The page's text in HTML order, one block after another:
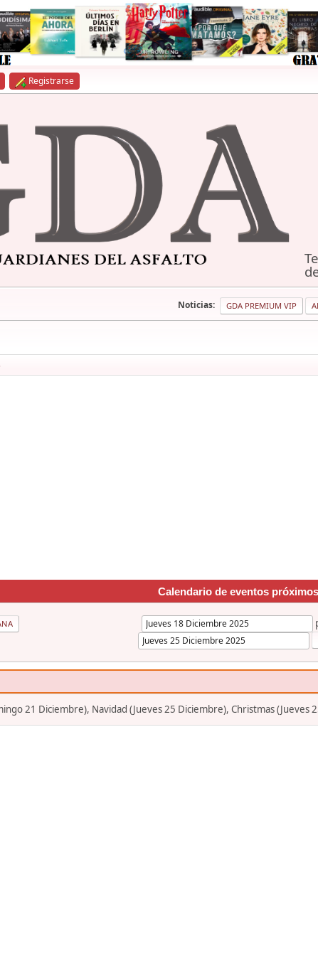
Registrarse
Noticias: GDA PREMIUM VIP
Calendario de eventos próximos
21 Diciembre), Navidad (Jueves 25 Diciembre), Christmas (Jueves